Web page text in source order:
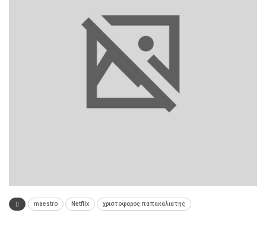
maestro Netflix χριστοφορος παπακαλιατης